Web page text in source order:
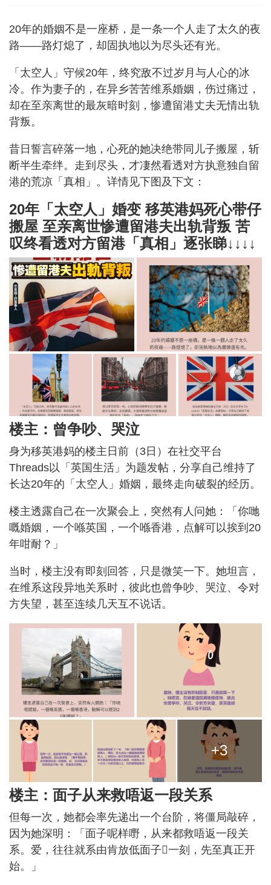
20年的婚姻不是一座桥，是一条一个人走了太久的夜
路——路灯熄了，却固执地以为尽头还有光。
「太空人」守候20年，终究敌不过岁月与人心的冰
冷。作为妻子的，在异乡苦苦维系婚姻，伤过痛过，
却在至亲离世的最灰暗时刻，惨遭留港丈夫无情出轨
背叛。
昔日誓言碎落一地，心死的她决绝带同儿子搬屋，斩
断半生牵绊。走到尽头，才凄然看透对方执意独自留
港的荒凉「真相」。详情见下图及下文：
20年「太空人」婚变 移英港妈死心带仔
搬屋 至亲离世惨遭留港夫出轨背叛 苦
叹终看透对方留港「真相」逐张睇↓↓↓↓
楼主：曾争吵、哭泣
身为移英港妈的楼主日前（3日）在社交平台
Threads以「英国生活」为题发帖，分享自己维持了
长达20年的「太空人」婚姻，最终走向破裂的经历。
楼主透露自己在一次聚会上，突然有人问她：「你哋
嘅婚姻，一个喺英国，一个喺香港，点解可以挨到20
年咁耐？」
当时，楼主没有即刻回答，只是微笑一下。她坦言，
在维系这段异地关系时，彼此也曾争吵、哭泣、令对
方失望，甚至连续几天互不说话。
+3
楼主：面子从来救唔返一段关系
但每一次，她都会率先递出一个台阶，将僵局敲碎，
因为她深明：「面子呢样嘢，从来都救唔返一段关
系。爱，往往就系由肯放低面子𠮶一刻，先至真正开
始。」